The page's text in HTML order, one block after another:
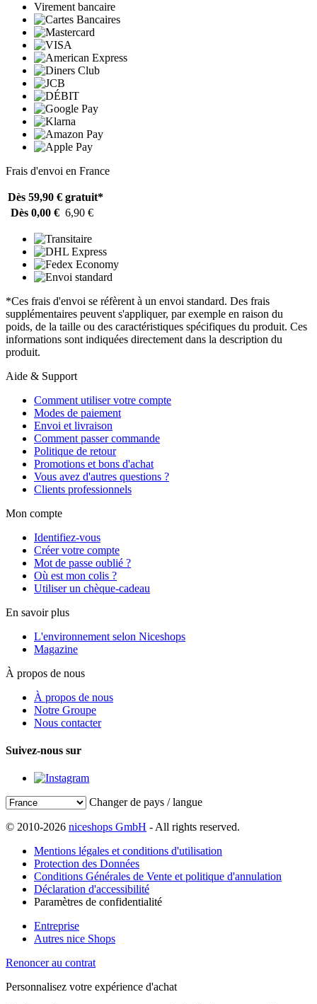
Virement bancaire
Frais d'envoi en France
Dès 59,90 € gratuit*
Dès 0,00 € 6,90 €
*Ces frais d'envoi se réfèrent à un envoi standard. Des frais
supplémentaires peuvent s'appliquer, par exemple en raison du
poids, de la taille ou des caractéristiques spécifiques du produit. Ces
informations sont indiquées directement dans la description du
produit.
Aide & Support
Comment utiliser votre compte
Modes de paiement
Envoi et livraison
Comment passer commande
Politique de retour
Promotions et bons d'achat
Vous avez d'autres questions ?
Clients professionnels
Mon compte
Identifiez-vous
Créer votre compte
Mot de passe oublié ?
Où est mon colis ?
Utiliser un chèque-cadeau
En savoir plus
L'environnement selon Niceshops
Magazine
À propos de nous
À propos de nous
Notre Groupe
Nous contacter
Suivez-nous sur
Changer de pays / langue
© 2010-2026 niceshops GmbH - All rights reserved.
Mentions légales et conditions d'utilisation
Protection des Données
Conditions Générales de Vente et politique d'annulation
Déclaration d'accessibilité
Paramètres de confidentialité
Entreprise
Autres nice Shops
Renoncer au contrat
Personnalisez votre expérience d'achat